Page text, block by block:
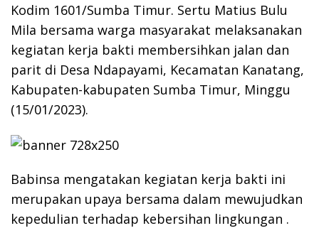
Kodim 1601/Sumba Timur. Sertu Matius Bulu
Mila bersama warga masyarakat melaksanakan
kegiatan kerja bakti membersihkan jalan dan
parit di Desa Ndapayami, Kecamatan Kanatang,
Kabupaten-kabupaten Sumba Timur, Minggu
(15/01/2023).
Babinsa mengatakan kegiatan kerja bakti ini
merupakan upaya bersama dalam mewujudkan
kepedulian terhadap kebersihan lingkungan .